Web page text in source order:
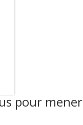
pour mener